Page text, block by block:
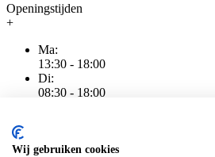
Wij gebruiken cookies
Openingstijden
+
Ma:
13:30 - 18:00
Di:
08:30 - 18:00
08:30 - 20:00